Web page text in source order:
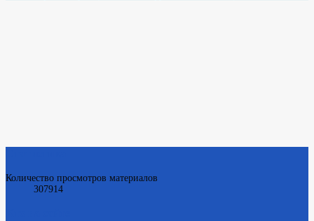
Количество просмотров материалов
307914